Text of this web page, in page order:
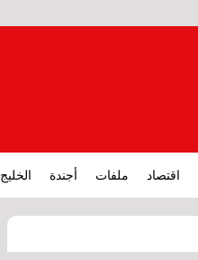
اقتصاد ملفات أجندة الخليج